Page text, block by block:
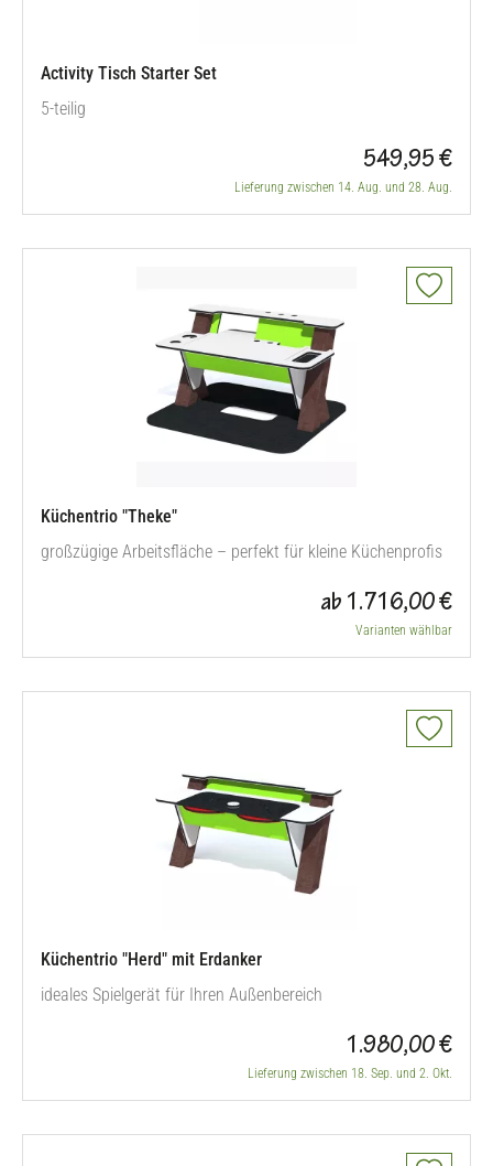
Activity Tisch Starter Set
5-teilig
549,95 €
Lieferung zwischen 14. Aug. und 28. Aug.
Küchentrio "Theke"
großzügige Arbeitsfläche – perfekt für kleine Küchenprofis
ab 1.716,00 €
Varianten wählbar
Küchentrio "Herd" mit Erdanker
ideales Spielgerät für Ihren Außenbereich
1.980,00 €
Lieferung zwischen 18. Sep. und 2. Okt.